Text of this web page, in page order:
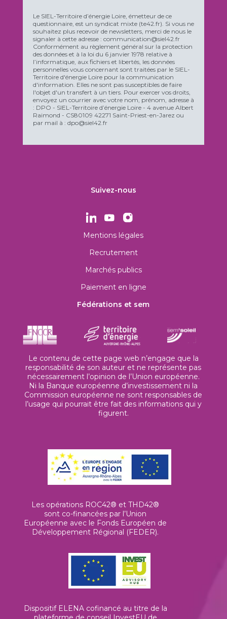
Le SIEL-Territoire d’énergie Loire, émetteur de ce
questionnaire, est un syndicat mixte (te42.fr). Si vous ne
souhaitez plus recevoir de newsletters, merci de nous le
signaler à cette adresse : communication@siel42.fr
Conformément au règlement général sur la protection
des données et à la loi du 6 janvier 1978 relative à
l’informatique, aux fichiers et libertés, les données
personnelles vous concernant sont traitées par le SIEL-
Territoire d'énergie Loire pour la communication
d'information. Elles ne sont pas susceptibles de faire
l'objet d'un transfert à un tiers. Pour exercer vos droits,
envoyez un courrier avec votre nom, prénom, adresse à
: DPO - SIEL-Territoire d’énergie Loire - 4 avenue Albert
Raimond - CS80109 42271 Saint-Priest-en-Jarez ou
par mail à : dpo@siel42.fr
Suivez-nous
Mentions légales
Recrutement
Marchés publics
Paiement en ligne
Fédérations et sem
Le contenu de cette page web n’engage que la
responsabilité de son auteur et ne représente pas
nécessairement l’opinion de l’Union européenne.
Ni la Banque européenne d’investissement ni la
Commission européenne ne sont responsables de
l’usage qui pourrait être fait des informations qui y
figurent.
Les opérations ROC42® et THD42®
sont co-financées par l’Union
Européenne avec le Fonds Européen de
Développement Régional (FEDER).
Dispositif ELENA cofinancé au titre de la